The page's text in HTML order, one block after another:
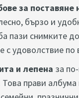
за поставяне
бързо и
пази снимките
с удоволствие по
и лепена за
Това прави